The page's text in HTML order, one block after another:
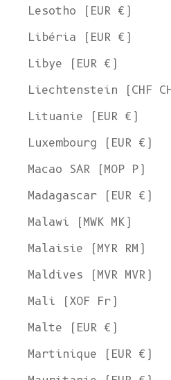
Lesotho (EUR €)
Libéria (EUR €)
Libye (EUR €)
Liechtenstein (CHF
Lituanie (EUR €)
Luxembourg (EUR €)
Macao SAR (MOP P)
Madagascar (EUR €)
Malawi (MWK MK)
Malaisie (MYR RM)
Maldives (MVR MVR)
Mali (XOF Fr)
Malte (EUR €)
Martinique (EUR €)